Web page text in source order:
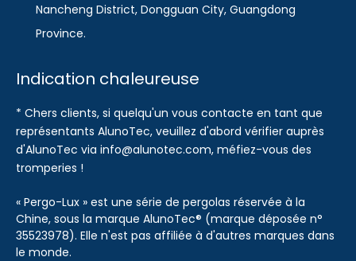
Nancheng District, Dongguan City, Guangdong
Province.
Indication chaleureuse
* Chers clients, si quelqu'un vous contacte en tant que
représentants AlunoTec, veuillez d'abord vérifier auprès
d'AlunoTec via info@alunotec.com, méfiez-vous des
tromperies !
« Pergo-Lux » est une série de pergolas réservée à la
Chine, sous la marque AlunoTec® (marque déposée n°
35523978). Elle n'est pas affiliée à d'autres marques dans
le monde.